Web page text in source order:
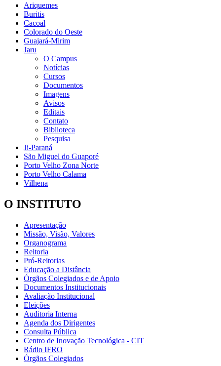
Ariquemes
Buritis
Cacoal
Colorado do Oeste
Guajará-Mirim
Jaru
O Campus
Notícias
Cursos
Documentos
Imagens
Avisos
Editais
Contato
Biblioteca
Pesquisa
Ji-Paraná
São Miguel do Guaporé
Porto Velho Zona Norte
Porto Velho Calama
Vilhena
O INSTITUTO
Apresentação
Missão, Visão, Valores
Organograma
Reitoria
Pró-Reitorias
Educação a Distância
Órgãos Colegiados e de Apoio
Documentos Institucionais
Avaliação Institucional
Eleições
Auditoria Interna
Agenda dos Dirigentes
Consulta Pública
Centro de Inovação Tecnológica - CIT
Rádio IFRO
Órgãos Colegiados